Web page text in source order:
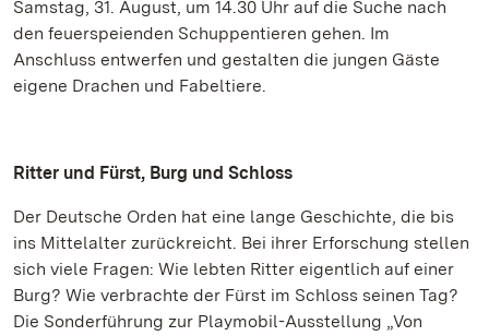
Samstag, 31. August, um 14.30 Uhr auf die Suche nach
den feuerspeienden Schuppentieren gehen. Im
Anschluss entwerfen und gestalten die jungen Gäste
eigene Drachen und Fabeltiere.
Ritter und Fürst, Burg und Schloss
Der Deutsche Orden hat eine lange Geschichte, die bis
ins Mittelalter zurückreicht. Bei ihrer Erforschung stellen
sich viele Fragen: Wie lebten Ritter eigentlich auf einer
Burg? Wie verbrachte der Fürst im Schloss seinen Tag?
Die Sonderführung zur Playmobil-Ausstellung „Von